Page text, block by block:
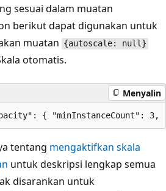
sesuai dalam muatan
berikut dapat digunakan untuk
muatan {autoscale: null}
otomatis.
Menyalin
tentang mengaktifkan skala
untuk deskripsi lengkap semua
disarankan untuk